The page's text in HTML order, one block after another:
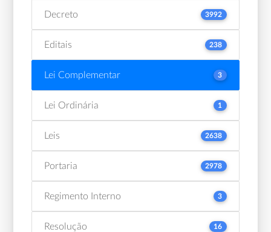
Decreto 3992
Editais 238
Lei Complementar 3
Lei Ordinária 1
Leis 2638
Portaria 2978
Regimento Interno 3
Resolução 16